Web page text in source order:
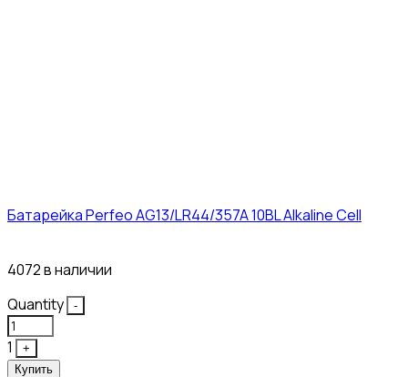
Батарейка Perfeo AG13/LR44/357A 10BL Alkaline Cell
4072 в наличии
Quantity
-
1
+
Купить